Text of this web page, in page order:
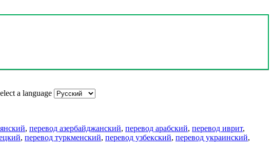
a language
, перевод азербайджанский, перевод арабский, перевод иврит,
, перевод туркменский, перевод узбекский, перевод украинский,